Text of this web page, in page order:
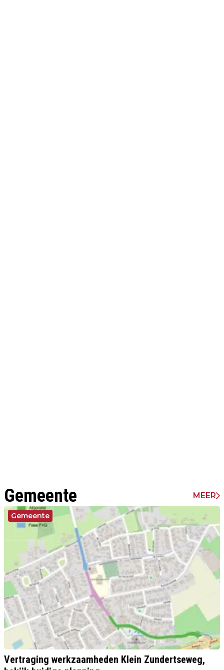
Gemeente MEER
Gemeente
Vertraging werkzaamheden Klein Zundertseweg,